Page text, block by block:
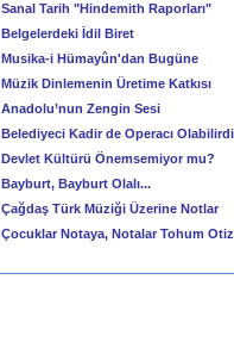
Sanal Tarih "Hindemith Raporları"
Belgelerdeki İdil Biret
Musika-i Hümayûn'dan Bugüne
Müzik Dinlemenin Üretime Katkısı
Anadolu’nun Zengin Sesi
Belediyeci Kadir de Operacı
Devlet Kültürü Önemsemiyor mu?
Bayburt, Bayburt Olalı...
Çağdaş Türk Müziği Üzerine Notlar
Çocuklar Notaya, Notalar Tohum